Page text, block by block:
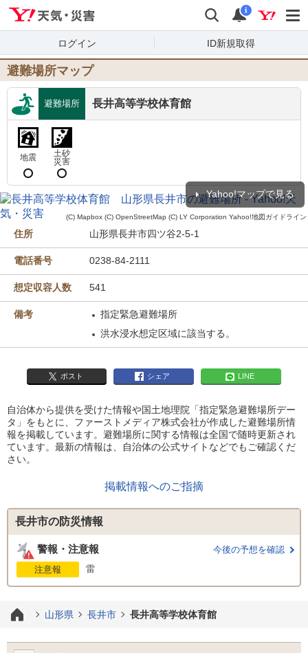
検索 通知
i
ログイン ID新規取得
避難場所マップ
避難場所 長井高等学校体育館
地震
土砂
災害
Yahoo!マップで見る
(C) Mapbox (C) OpenStreetMap (C) LY Corporation Yahoo!地図ガイドライン
住所 山形県長井市四ツ谷2-5-1
電話番号 0238-84-2111
想定収容人数 541
備考
指定緊急避難場所
洪水浸水想定区域に該当する。
ポスト シェア LINE
自治体から提供を受けた情報や国土地理院「指定緊急避難場所デー
タ」をもとに、ファーストメディア株式会社が作成した避難場所情
報を掲載しています。避難場所に関する情報は全国で随時更新され
ています。最新の情報は、自治体の公式サイトなどでもご確認くだ
さい。
掲載情報へのご指摘
長井市の防災情報
警報・注意報
今後の予想を確認
注意報
雷
山形県 長井市 長井高等学校体育館